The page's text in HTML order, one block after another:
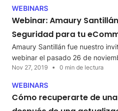
WEBINARS
Webinar: Amaury
Seguridad para tu
Amaury Santillán fue nuestro
webinar el pasado 26 de
Nov 27, 2019 0 min de lectura
WEBINARS
Cómo recuperarte de